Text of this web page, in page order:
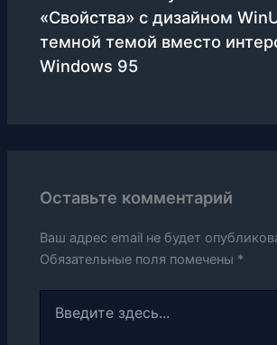
«Свойства» с дизайном
темной темой вместо
Windows 95
Оставьте комментарий
Ваш адрес email не будет
Обязательные поля помечены *
здесь...